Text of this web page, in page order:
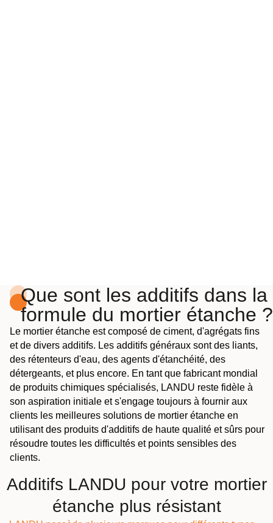
Que sont les additifs dans la
formule du mortier étanche ?
Le mortier étanche est composé de ciment, d'agrégats fins
et de divers additifs. Les additifs généraux sont des liants,
des rétenteurs d'eau, des agents d'étanchéité, des
détergeants, et plus encore. En tant que fabricant mondial
de produits chimiques spécialisés, LANDU reste fidèle à
son aspiration initiale et s'engage toujours à fournir aux
clients les meilleures solutions de mortier étanche en
utilisant des produits d'additifs de haute qualité et sûrs pour
résoudre toutes les difficultés et points sensibles des
clients.
Additifs LANDU pour votre mortier
étanche plus résistant